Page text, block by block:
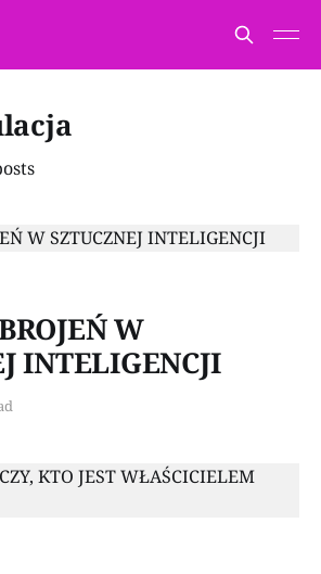
W
INTELIGENCJI